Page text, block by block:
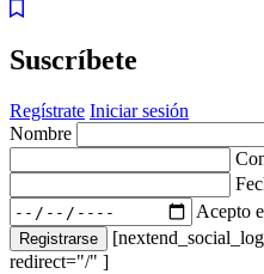
Suscríbete
Regístrate Iniciar sesión
Nombre
Acepto
Registrarse
redirect="/" ]